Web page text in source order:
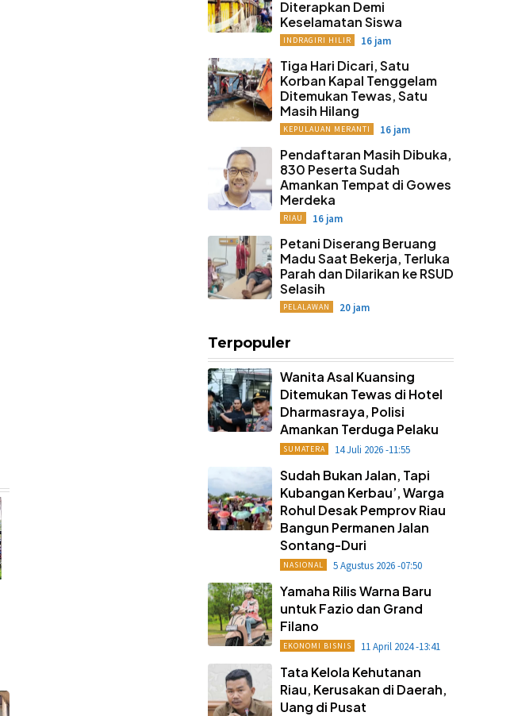
Diterapkan Demi
Keselamatan Siswa
INDRAGIRI HILIR 16 jam
Tiga Hari Dicari, Satu
Korban Kapal Tenggelam
Ditemukan Tewas, Satu
Masih Hilang
KEPULAUAN MERANTI 16 jam
Pendaftaran Masih Dibuka,
830 Peserta Sudah
Amankan Tempat di Gowes
Merdeka
RIAU 16 jam
Petani Diserang Beruang
Madu Saat Bekerja, Terluka
Parah dan Dilarikan ke RSUD
Selasih
PELALAWAN 20 jam
Terpopuler
Wanita Asal Kuansing
Ditemukan Tewas di Hotel
Dharmasraya, Polisi
Amankan Terduga Pelaku
SUMATERA 14 Juli 2026 -11:55
Sudah Bukan Jalan, Tapi
Kubangan Kerbau’, Warga
Rohul Desak Pemprov Riau
Bangun Permanen Jalan
Sontang-Duri
NASIONAL 5 Agustus 2026 -07:50
Yamaha Rilis Warna Baru
untuk Fazio dan Grand
Filano
EKONOMI BISNIS 11 April 2024 -13:41
Tata Kelola Kehutanan
Riau, Kerusakan di Daerah,
Uang di Pusat